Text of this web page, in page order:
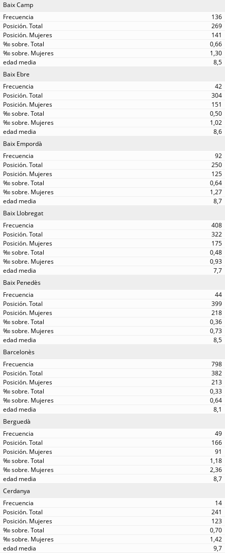
Baix Camp
136
269
141
0,66
1,30
8,5
Baix Ebre
42
304
151
0,50
1,02
8,6
Baix Empordà
92
250
125
0,64
1,27
8,7
Baix Llobregat
408
322
175
0,48
0,93
7,7
Baix Penedès
44
399
218
0,36
0,73
8,5
Barcelonès
798
382
213
0,33
0,64
8,1
Berguedà
49
166
91
1,18
2,36
8,7
Cerdanya
14
241
123
0,70
1,42
9,7